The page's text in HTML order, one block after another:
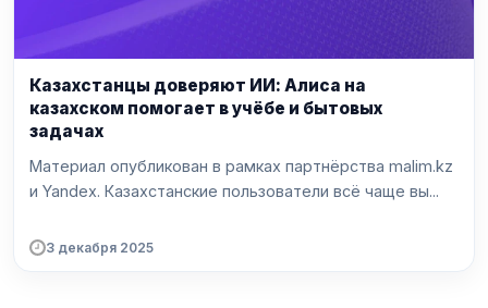
Казахстанцы доверяют ИИ: Алиса на
казахском помогает в учёбе и бытовых
задачах
Материал опубликован в рамках партнёрства malim.kz
и Yandex. Казахстанские пользователи всё чаще вы...
3 декабря 2025